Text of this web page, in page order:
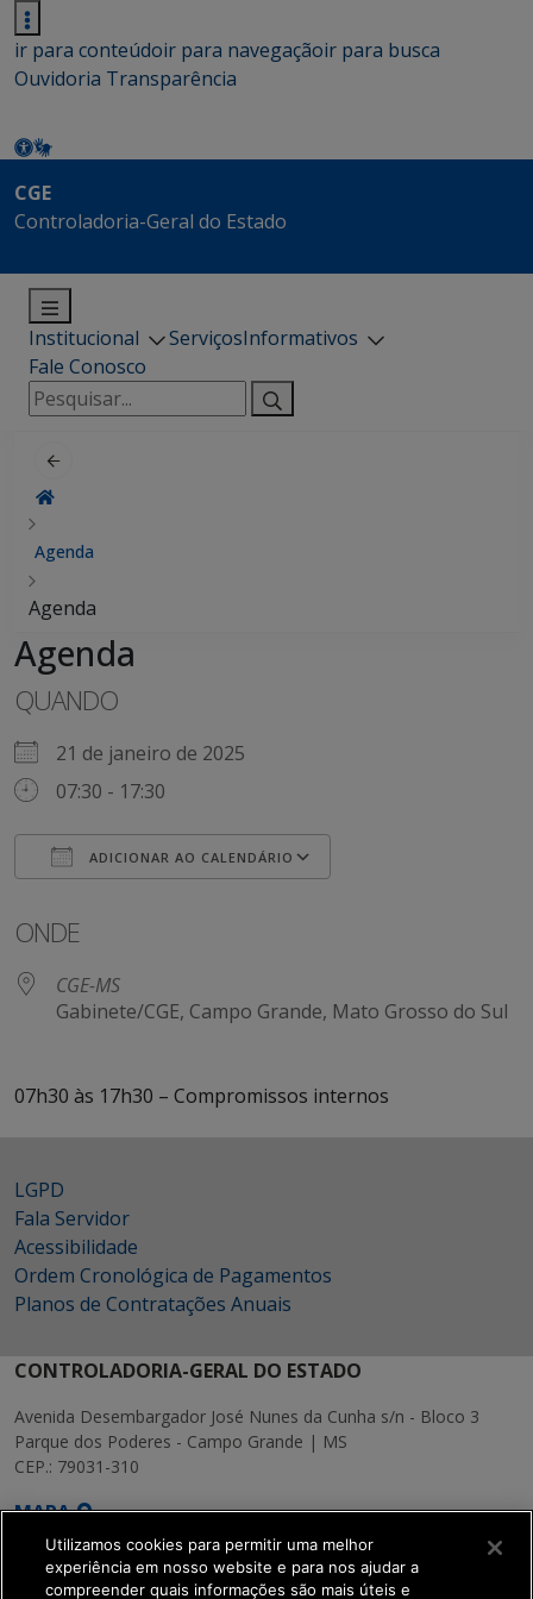
ir para conteúdoir para navegaçãoir para busca
Ouvidoria Transparência
CGE
Controladoria-Geral do Estado
Institucional ServiçosInformativos
Fale Conosco
Pesquisar
por:
Agenda
Agenda
Agenda
QUANDO
21 de janeiro de 2025
07:30 - 17:30
ADICIONAR AO CALENDÁRIO
ONDE
CGE-MS
Gabinete/CGE, Campo Grande, Mato Grosso do Sul
07h30 às 17h30 – Compromissos internos
LGPD
Fala Servidor
Acessibilidade
Ordem Cronológica de Pagamentos
Planos de Contratações Anuais
CONTROLADORIA-GERAL DO ESTADO
Avenida Desembargador José Nunes da Cunha s/n - Bloco 3
Parque dos Poderes - Campo Grande | MS
CEP.: 79031-310
MAPA
Utilizamos cookies para permitir uma melhor
experiência em nosso website e para nos ajudar a
compreender quais informações são mais úteis e